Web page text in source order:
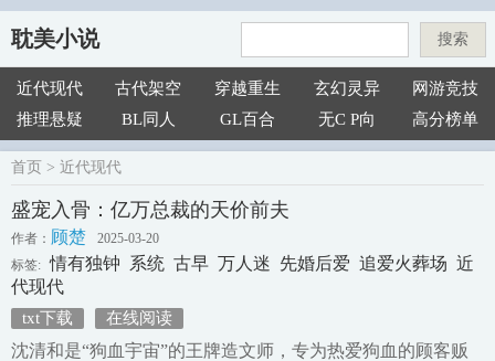
耽美小说 搜索
近代现代 古代架空 穿越重生 玄幻灵异
网游竞技
推理悬疑
BL同人 GL百合 无C P向 高分榜单
首页 > 近代现代
盛宠入骨：亿万总裁的天价前夫
作者： 顾楚
2025-03-20
标签: 情有独钟 系统 古早 万人迷 先婚后爱 追爱火葬场 近
代现代
txt下载 在线阅读
沈清和是“狗血宇宙”的王牌造文师，专为热爱狗血的顾客贩